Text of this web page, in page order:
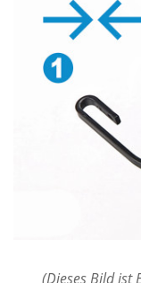
(Dieses Bild ist